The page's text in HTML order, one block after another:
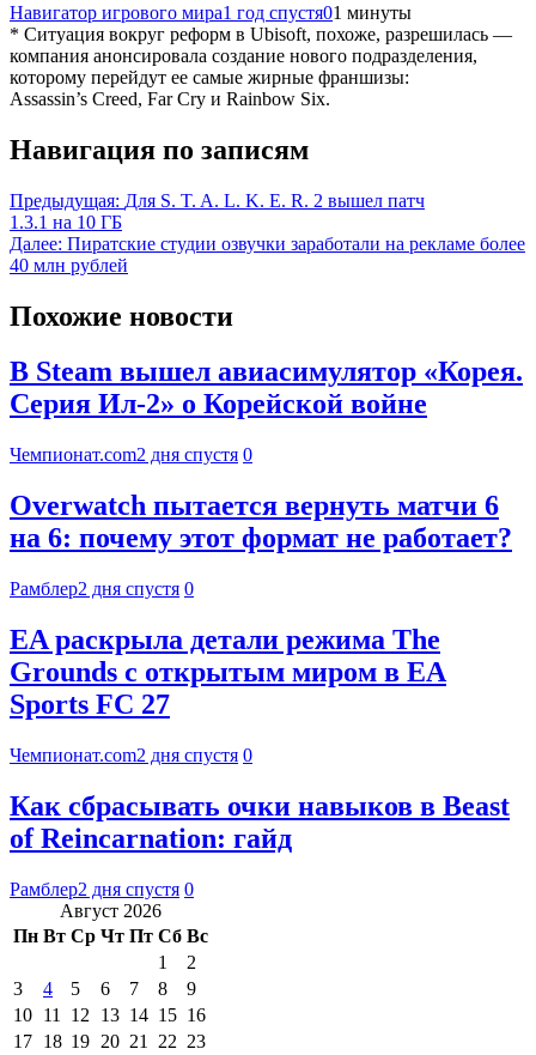
Навигатор игрового мира1 год спустя01 минуты
* Ситуация вокруг реформ в Ubisoft, похоже, разрешилась —
компания анонсировала создание нового подразделения,
которому перейдут ее самые жирные франшизы:
Assassin’s Creed, Far Cry и Rainbow Six.
Навигация по записям
Предыдущая: Для S. T. A. L. K. E. R. 2 вышел патч
1.3.1 на 10 ГБ
Далее: Пиратские студии озвучки заработали на рекламе более
40 млн рублей
Похожие новости
В Steam вышел авиасимулятор «Корея.
Серия Ил-2» о Корейской войне
Чемпионат.com2 дня спустя 0
Overwatch пытается вернуть матчи 6
на 6: почему этот формат не работает?
Рамблер2 дня спустя 0
EA раскрыла детали режима The
Grounds с открытым миром в EA
Sports FC 27
Чемпионат.com2 дня спустя 0
Как сбрасывать очки навыков в Beast
of Reincarnation: гайд
Рамблер2 дня спустя 0
Август 2026
Пн Вт Ср Чт Пт Сб Вс
1
2
3
4 5 6 7 8
9
10 11 12 13 14 15 16
17 18 19 20 21 22 23